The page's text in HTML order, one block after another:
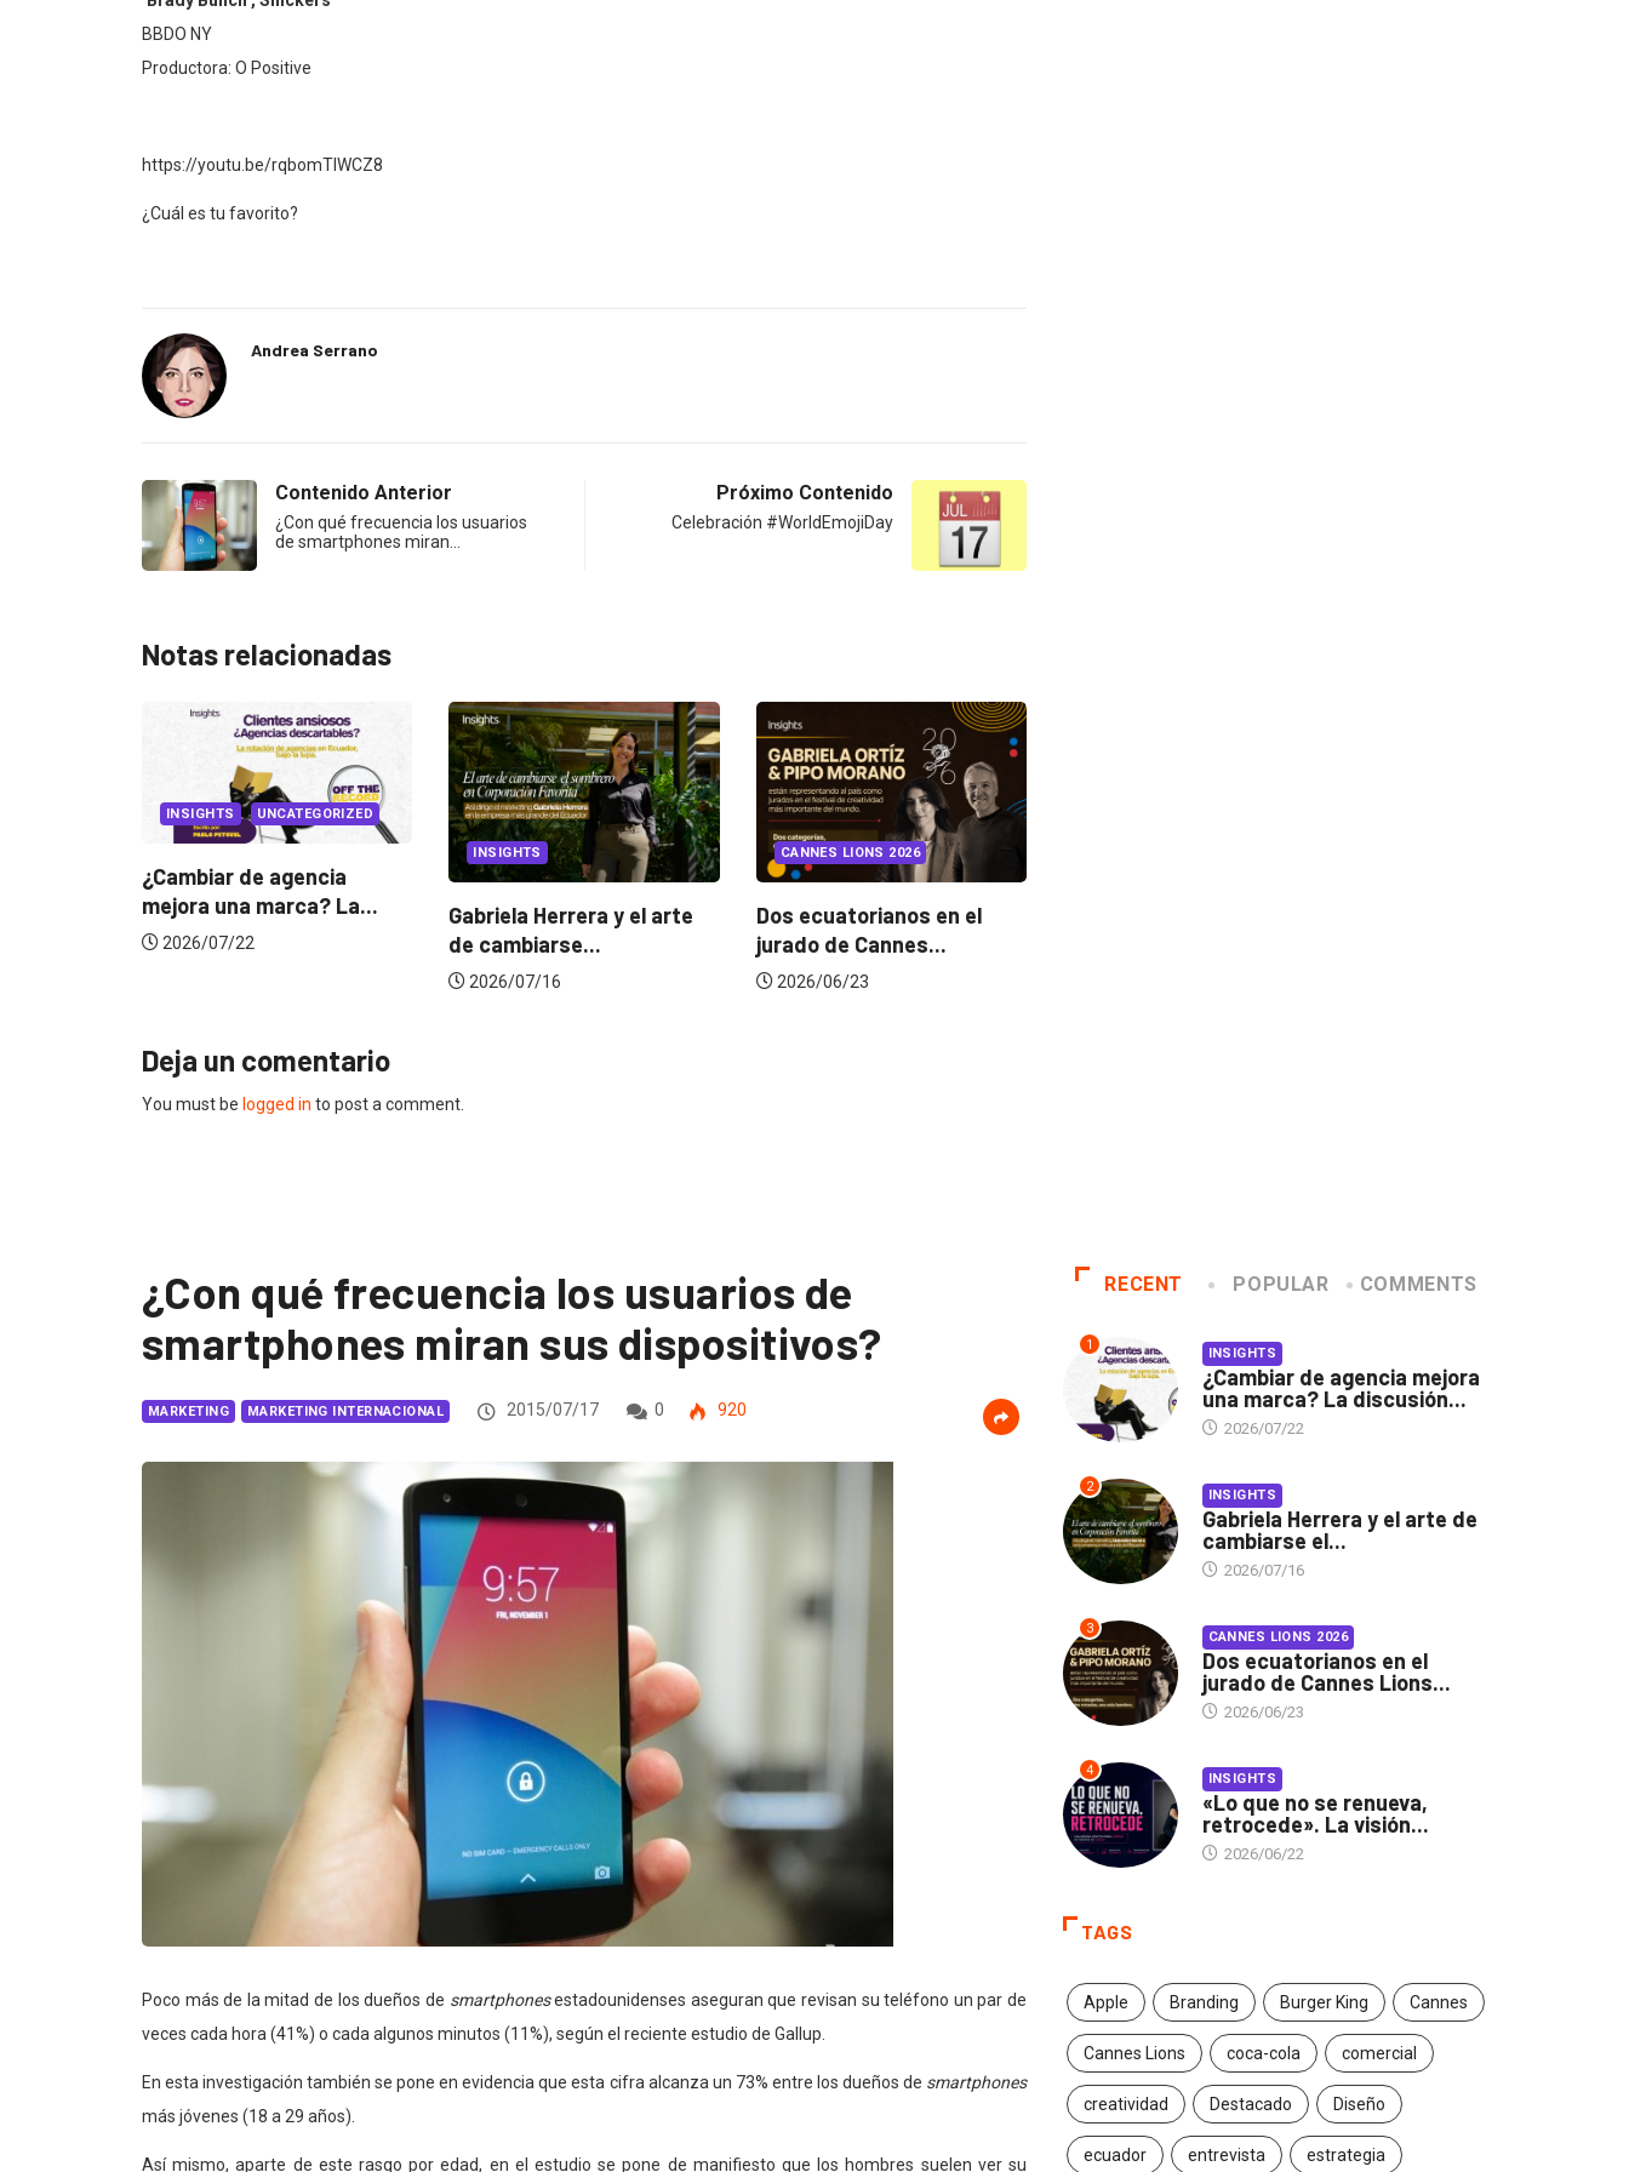
BBDO NY
Productora: O Positive
https://youtu.be/rqbomTIWCZ8
¿Cuál es tu favorito?
Andrea Serrano
Contenido Anterior
¿Con qué frecuencia los usuarios
de smartphones miran…
Próximo Contenido
Celebración #WorldEmojiDay
Notas relacionadas
Gabriela Herrera y el arte
de cambiarse...
CANNES LIONS 2026
Dos ecuatorianos en el
jurado de Cannes...
2026/06/23
INSIGHTS UNCATEGORIZED
¿Cambiar de agencia
mejora una marca? La...
2026/07/22
Deja un comentario
You must be logged in to post a comment.
¿Con qué frecuencia los usuarios de
smartphones miran sus dispositivos?
MARKETING MARKETING INTERNACIONAL 2015/07/17 0 920
Poco más de la mitad de los dueños de smartphonesestadounidenses aseguran que revisan su teléfono un par de
veces cada hora (41%) o cada algunos minutos (11%), según el reciente estudio de Gallup.
En esta investigación también se pone en evidencia que esta cifra alcanza un 73% entre los dueños de smartphones
más jóvenes (18 a 29 años).
Así mismo, aparte de este rasgo por edad, en el estudio se pone de manifiesto que los hombres suelen ver su
RECENT POPULAR COMMENTS
1 INSIGHTS
¿Cambiar de agencia mejora
una marca? La discusión...
2026/07/22
2 INSIGHTS
Gabriela Herrera y el arte de
cambiarse el...
2026/07/16
3 CANNES LIONS 2026
Dos ecuatorianos en el
jurado de Cannes Lions...
2026/06/23
4 INSIGHTS
«Lo que no se renueva,
retrocede». La visión...
2026/06/22
TAGS
Apple Branding Burger King Cannes
Cannes Lions coca-cola comercial
creatividad Destacado Diseño
ecuador entrevista estrategia